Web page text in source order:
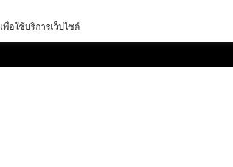
เพื่อใช้บริการเว็บไซต์